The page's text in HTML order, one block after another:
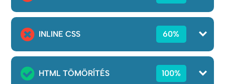
INLINE CSS 60%
HTML TÖMÖRÍTÉS 100%